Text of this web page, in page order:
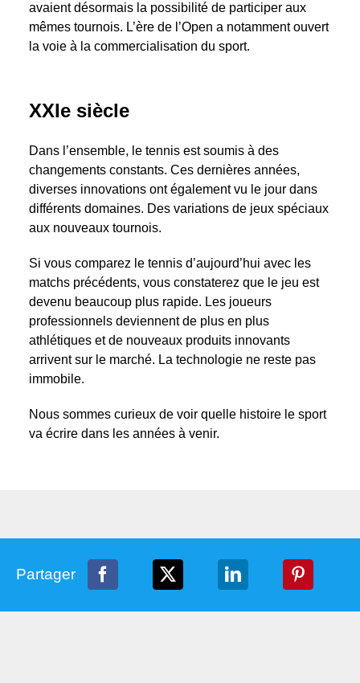
avaient désormais la possibilité de participer aux
mêmes tournois. L’ère de l’Open a notamment ouvert
la voie à la commercialisation du sport.
XXIe siècle
Dans l’ensemble, le tennis est soumis à des
changements constants. Ces dernières années,
diverses innovations ont également vu le jour dans
différents domaines. Des variations de jeux spéciaux
aux nouveaux tournois.
Si vous comparez le tennis d’aujourd’hui avec les
matchs précédents, vous constaterez que le jeu est
devenu beaucoup plus rapide. Les joueurs
professionnels deviennent de plus en plus
athlétiques et de nouveaux produits innovants
arrivent sur le marché. La technologie ne reste pas
immobile.
Nous sommes curieux de voir quelle histoire le sport
va écrire dans les années à venir.
Partager